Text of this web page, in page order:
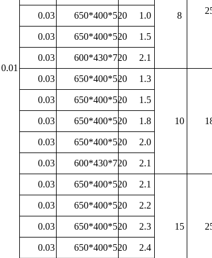
0.01
8
0.03 650*400*520
1.0
0.03 650*400*520
1.5
0.03 600*430*720
2.1
0.03 650*400*520 1.3
10
0.03 650*400*520
1.5
0.03 650*400*520
1.8
0.03 650*400*520
2.0
0.03 600*430*720
2.1
0.03 650*400*520 2.1
15
0.03 650*400*520
2.2
0.03 650*400*520
2.3
0.03 650*400*520
2.4